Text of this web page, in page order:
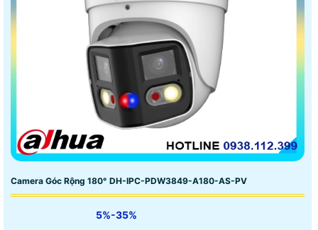
Camera Góc Rộng 180° DH-IPC-PDW3849-A180-AS-PV
5%-35%